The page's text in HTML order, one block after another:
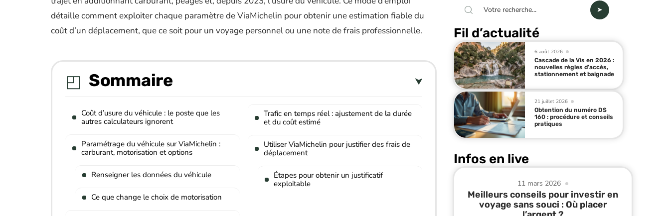
détaille comment exploiter chaque paramètre de ViaMichelin pour obtenir une estimation fiable du
coût d’un déplacement, que ce soit pour un voyage personnel ou une note de frais professionnelle.
Sommaire
Coût d’usure du véhicule : le poste que les
autres calculateurs ignorent
Paramétrage du véhicule sur ViaMichelin :
carburant, motorisation et options
Renseigner les données du véhicule
Ce que change le choix de motorisation
Trafic en temps réel : ajustement de la durée
et du coût estimé
Utiliser ViaMichelin pour justifier des frais de
déplacement
Étapes pour obtenir un justificatif
exploitable
Fil d’actualité
6 août 2026
Cascade de la Vis en 2026 :
nouvelles règles d’accès,
stationnement et baignade
21 juillet 2026
Obtention du numéro DS
160 : procédure et conseils
pratiques
Infos en live
11 mars 2026
Meilleurs conseils pour investir en
voyage sans souci : Où placer